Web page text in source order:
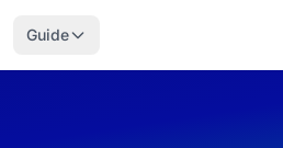
Guide